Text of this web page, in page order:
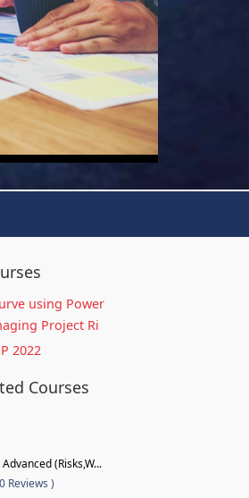
using Power
Project Ri
2022
Courses
(Risks,W...
Reviews )